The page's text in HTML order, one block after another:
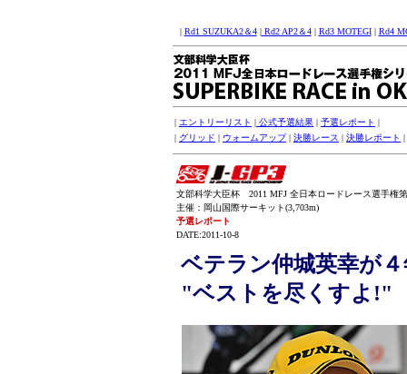
| Rd1 SUZUKA2＆4|Rd2 AP2＆4| Rd3 MOTEGI| Rd4
| エントリーリスト | 公式予選結果 | 予選レポート |
| グリッド | ウォームアップ| 決勝レース | 決勝レポート |
文部科学大臣杯 2011 MFJ 全日本ロードレース選手権
主催：岡山国際サーキット(3,703m)
予選レポート
DATE:2011-10-8
ベテラン仲城英幸が４
"ベストを尽くすよ!"